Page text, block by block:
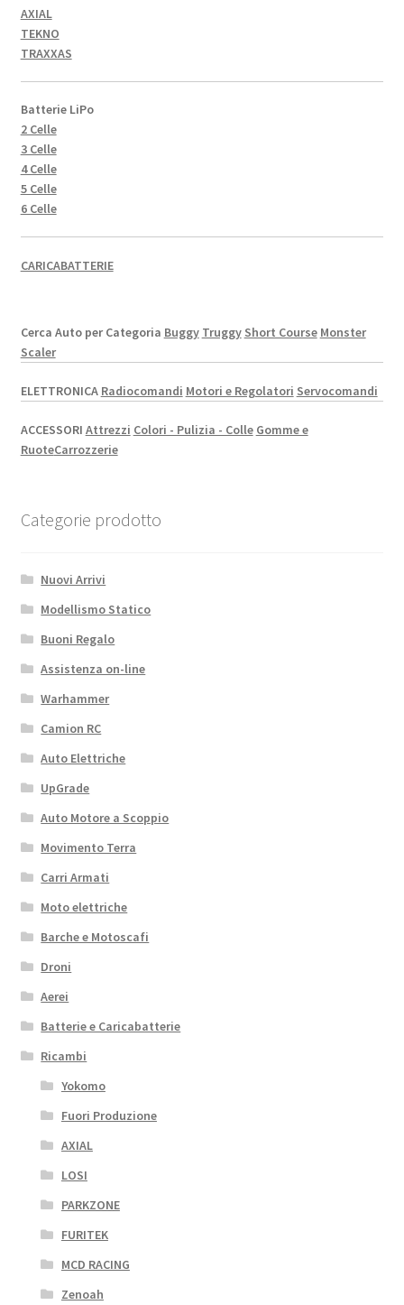
AXIAL
TEKNO
TRAXXAS
Batterie LiPo
2 Celle
3 Celle
4 Celle
5 Celle
6 Celle
CARICABATTERIE
Cerca Auto per Categoria Buggy Truggy Short Course Monster
Scaler
ELETTRONICA Radiocomandi Motori e Regolatori Servocomandi
ACCESSORI Attrezzi Colori - Pulizia - Colle Gomme e
RuoteCarrozzerie
Categorie prodotto
Nuovi Arrivi
Modellismo Statico
Buoni Regalo
Assistenza on-line
Warhammer
Camion RC
Auto Elettriche
UpGrade
Auto Motore a Scoppio
Movimento Terra
Carri Armati
Moto elettriche
Barche e Motoscafi
Droni
Aerei
Batterie e Caricabatterie
Ricambi
Yokomo
Fuori Produzione
AXIAL
LOSI
PARKZONE
FURITEK
MCD RACING
Zenoah